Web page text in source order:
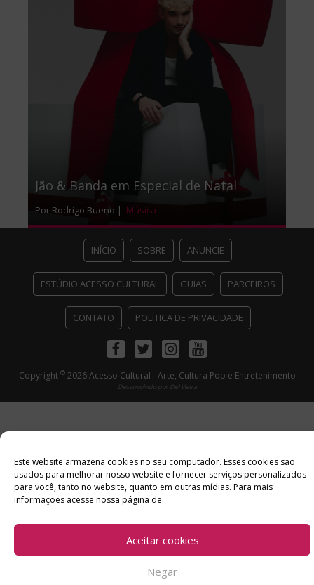
Este website armazena cookies no seu computador. Esses cookies são
usados ​​para melhorar nosso website e fornecer serviços personalizados
para você, tanto no website, quanto em outras mídias. Para mais
informações acesse nossa página de
Aceitar cookies
Negar
Jão & Banda em Especial de Natal
Por Rodrigo Bueno | Música
INÍCIO SOBRE ANUNCIE
ESTÚDIO ACESSO CULTURAL GUIAS PARCEIROS
CONTATO POLÍTICA DE PRIVACIDADE
FacebookTwitterInstagramYoutube
Copyright ©2026 Acesso Cultural - Arte, Cultura Pop e Entretenimento
Desenvolvido por Del Vieira